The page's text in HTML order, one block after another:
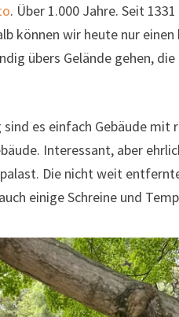
. Über 1.000 Jahre. Seit
können wir heute nur
übers Gelände gehen,
es einfach Gebäude
Interessant, aber
Die nicht weit
einige Schreine und